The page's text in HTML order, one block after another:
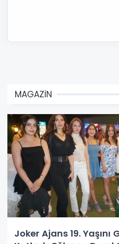
MAGAZİN
Joker Ajans 19.